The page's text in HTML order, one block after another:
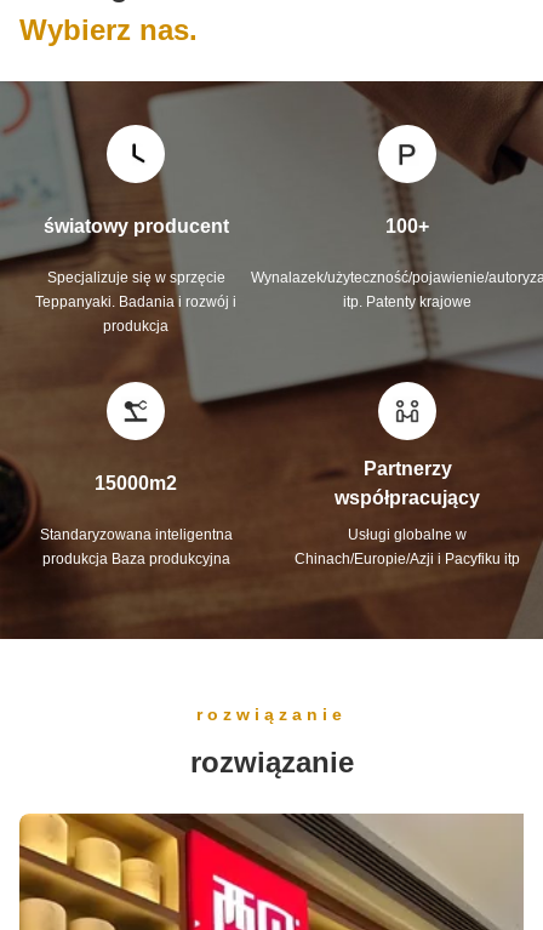
Wybierz nas.
światowy producent
Specjalizuje się w sprzęcie
Teppanyaki. Badania i rozwój i
produkcja
100+
Wynalazek/użyteczność/pojawienie/
itp. Patenty krajowe
15000m2
Standaryzowana inteligentna
produkcja Baza produkcyjna
Partnerzy
współpracujący
Usługi globalne w
Chinach/Europie/Azji i Pacyfiku itp
rozwiązanie
rozwiązanie